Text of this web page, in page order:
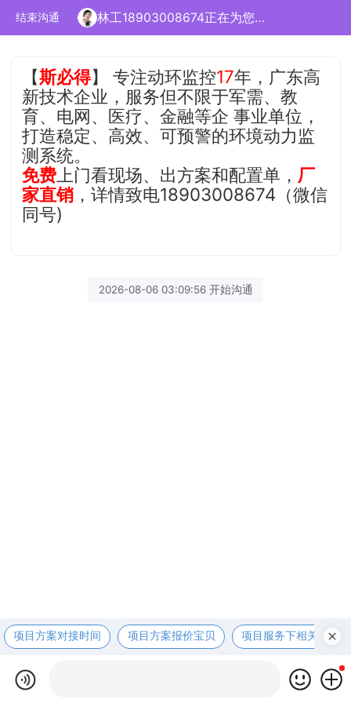
结束沟通 林工18903008674正在为您服务
【斯必得】 专注动环监控17年，广东高
新技术企业，服务但不限于军需、教
育、电网、医疗、金融等企 事业单位，
打造稳定、高效、可预警的环境动力监
测系统。
免费 上门看现场、出方案和配置单， 厂
家直销 ，详情致电18903008674（微信
同号)
2026-08-06 03:09:56 开始沟通
项目方案对接时间 项目方案报价宝贝 项目服务下相关资咨询